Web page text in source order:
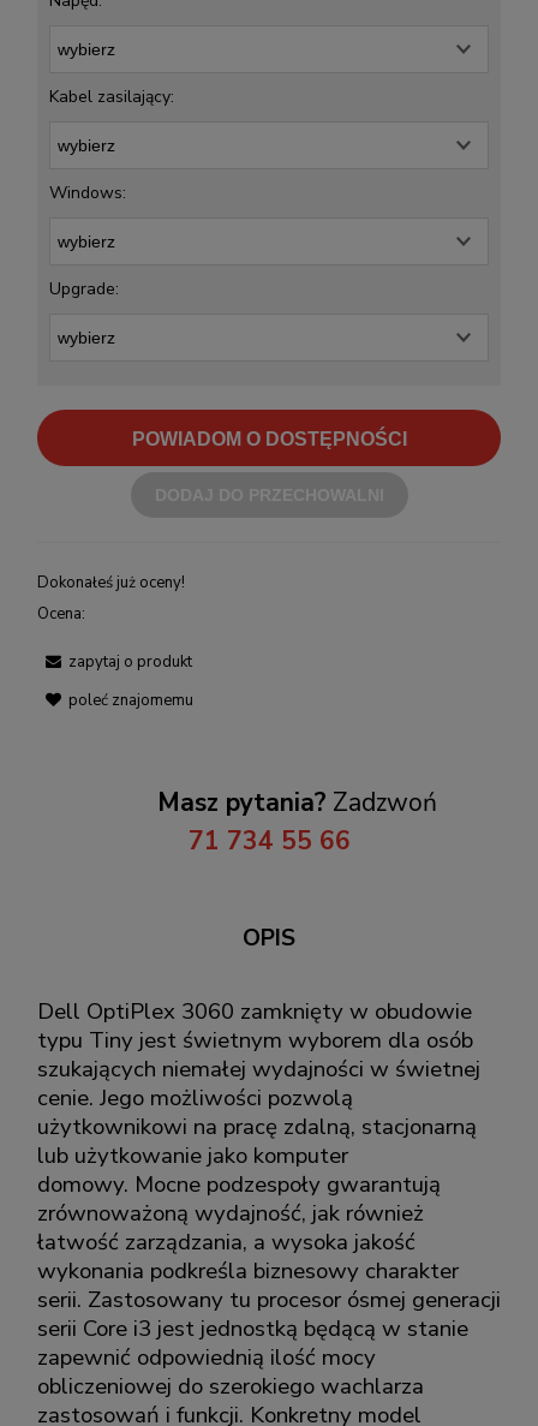
Kabel zasilający:
Windows:
Upgrade:
POWIADOM O DOSTĘPNOŚCI
Dokonałeś już oceny!
Ocena:
zapytaj o produkt
poleć znajomemu
Masz pytania? Zadzwoń
71 734 55 66
OPIS
Dell OptiPlex 3060 zamknięty w obudowie
typu Tiny jest świetnym wyborem dla osób
szukających niemałej wydajności w świetnej
cenie. Jego możliwości pozwolą
użytkownikowi na pracę zdalną, stacjonarną
lub użytkowanie jako komputer
domowy. Mocne podzespoły gwarantują
zrównoważoną wydajność, jak również
łatwość zarządzania, a wysoka jakość
wykonania podkreśla biznesowy charakter
serii. Zastosowany tu procesor ósmej generacji
serii Core i3 jest jednostką będącą w stanie
zapewnić odpowiednią ilość mocy
obliczeniowej do szerokiego wachlarza
zastosowań i funkcji. Konkretny model